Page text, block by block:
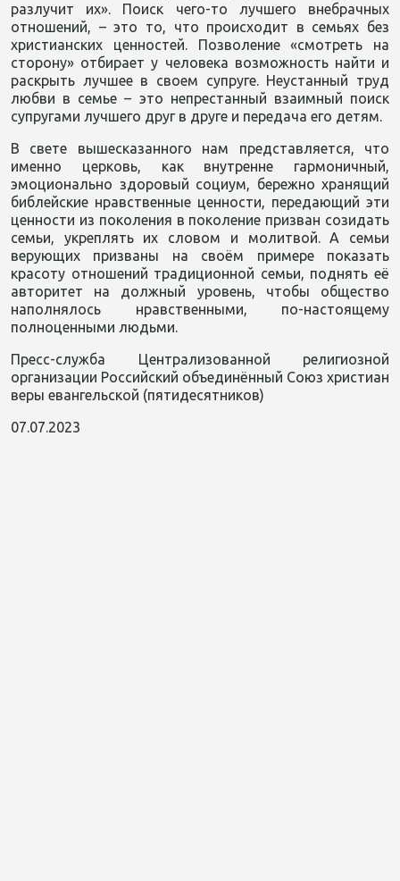
разлучит их». Поиск чего-то лучшего внебрачных
отношений, – это то, что происходит в семьях без
христианских ценностей. Позволение «смотреть на
сторону» отбирает у человека возможность найти и
раскрыть лучшее в своем супруге. Неустанный труд
любви в семье – это непрестанный взаимный поиск
супругами лучшего друг в друге и передача его детям.
В свете вышесказанного нам представляется, что
именно церковь, как внутренне гармоничный,
эмоционально здоровый социум, бережно хранящий
библейские нравственные ценности, передающий эти
ценности из поколения в поколение призван созидать
семьи, укреплять их словом и молитвой. А семьи
верующих призваны на своём примере показать
красоту отношений традиционной семьи, поднять её
авторитет на должный уровень, чтобы общество
наполнялось нравственными, по-настоящему
полноценными людьми.
Пресс-служба Централизованной религиозной
организации Российский объединённый Союз христиан
веры евангельской (пятидесятников)
07.07.2023